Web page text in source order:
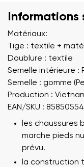
Matériaux:
Tige : textile +
Doublure : textile
Semelle intérieure :
Semelle : gomme
Production :
EAN/SKU :
les
marche pieds
prévu.
la construction